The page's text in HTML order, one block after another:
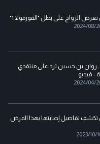
الزواج على بطل "الفورمولا 1"
2024/08/
روان بن حسين ترد على منتقدي
- فيديو
2024/04/
تفاصيل إصابتها بهذا المرض
2023/10/